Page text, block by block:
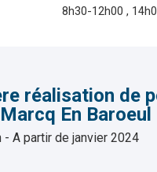
8h30-12h00 ,
réalisation de
En Baroeul
- A partir de janvier 2024